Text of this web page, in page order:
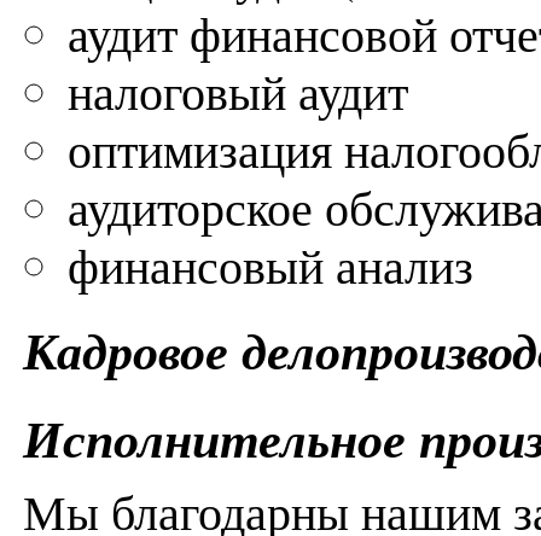
аудит финансовой
налоговый аудит
оптимизация
аудиторское
финансовый анализ
Кадровое
Исполнительное
Мы благодарны нашим